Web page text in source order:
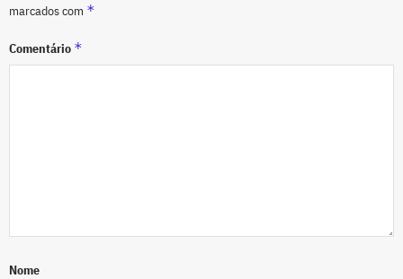
marcados com *
Comentário *
Nome